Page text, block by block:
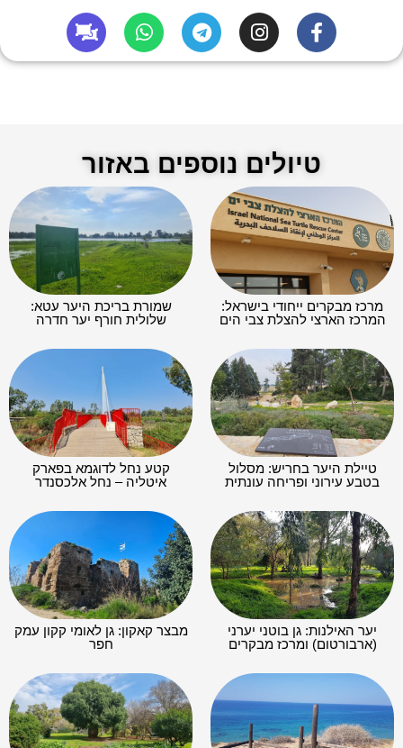
טיולים נוספים באזור
מרכז מבקרים ייחודי בישראל:
המרכז הארצי להצלת צבי הים
שמורת בריכת היער עטא:
שלולית חורף יער חדרה
טיילת היער בחריש: מסלול
בטבע עירוני ופריחה עונתית
קטע נחל לדוגמא בפארק
איטליה – נחל אלכסנדר
יער האילנות: גן בוטני יערני
(ארבורטום) ומרכז מבקרים
מבצר קאקון: גן לאומי קקון עמק
חפר